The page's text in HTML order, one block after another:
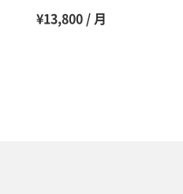
¥13,800 / 月